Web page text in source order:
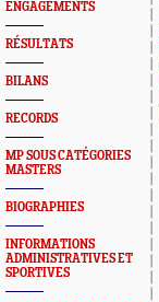
ENGAGEMENTS
RÉSULTATS
BILANS
RECORDS
MP SOUS CATÉGORIES
MASTERS
BIOGRAPHIES
INFORMATIONS
ADMINISTRATIVES ET
SPORTIVES